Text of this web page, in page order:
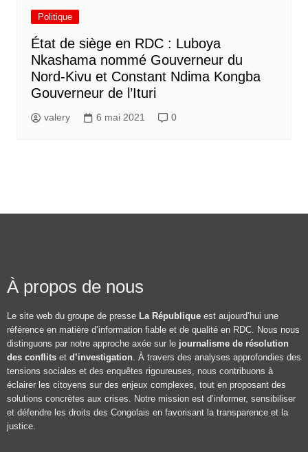
Politique
État de siège en RDC : Luboya
Nkashama nommé Gouverneur du
Nord-Kivu et Constant Ndima Kongba
Gouverneur de l’Ituri
valery 6 mai 2021 0
À propos de nous
Le site web du groupe de presse La République est aujourd’hui une
référence en matière d’information fiable et de qualité en RDC. Nous nous
distinguons par notre approche axée sur le journalisme de résolution
des conflits et d’investigation . À travers des analyses approfondies des
tensions sociales et des enquêtes rigoureuses, nous contribuons à
éclairer les citoyens sur des enjeux complexes, tout en proposant des
solutions concrètes aux crises. Notre mission est d’informer, sensibiliser
et défendre les droits des Congolais en favorisant la transparence et la
justice.